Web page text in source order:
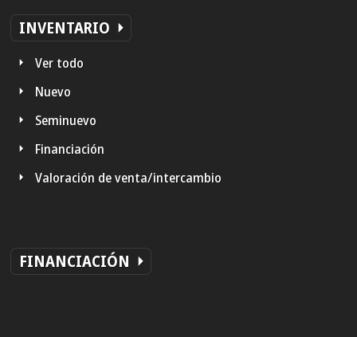
INVENTARIO
Ver todo
Nuevo
Seminuevo
Financiación
Valoración de venta/intercambio
FINANCIACIÓN